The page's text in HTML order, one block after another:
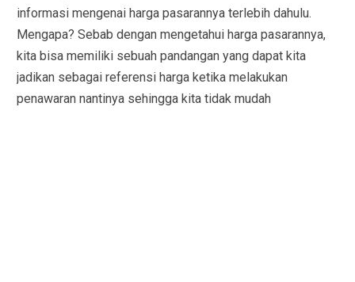
informasi mengenai harga pasarannya terlebih dahulu.
Mengapa? Sebab dengan mengetahui harga pasarannya,
kita bisa memiliki sebuah pandangan yang dapat kita
jadikan sebagai referensi harga ketika melakukan
penawaran nantinya sehingga kita tidak mudah